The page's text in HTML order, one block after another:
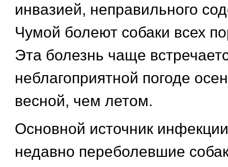
инвазией, неправильного
Чумой болеют собаки всех
Эта болезнь чаще
неблагоприятной погоде
весной, чем летом.
Основной источник
недавно переболевшие